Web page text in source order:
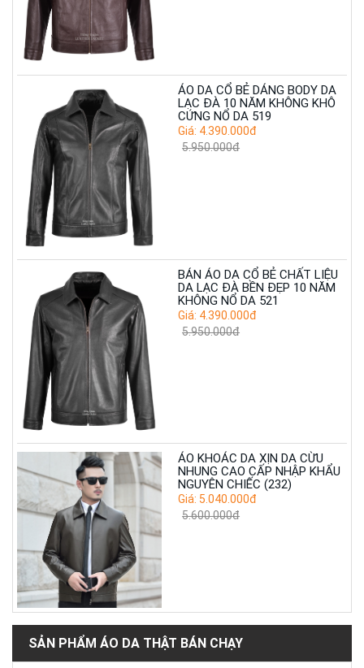
ÁO DA CỔ BẺ DÁNG BODY DA
LẠC ĐÀ 10 NĂM KHÔNG KHÔ
CỨNG NỔ DA 519
Giá: 4.390.000đ
5.950.000đ
BÁN ÁO DA CỔ BẺ CHẤT LIỆU
DA LẠC ĐÀ BỀN ĐẸP 10 NĂM
KHÔNG NỔ DA 521
Giá: 4.390.000đ
5.950.000đ
ÁO KHOÁC DA XỊN DA CỪU
NHUNG CAO CẤP NHẬP KHẨU
NGUYÊN CHIẾC (232)
Giá: 5.040.000đ
5.600.000đ
SẢN PHẨM ÁO DA THẬT BÁN CHẠY